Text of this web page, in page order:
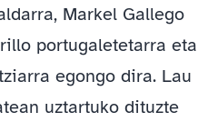
Markel Gallego
portugaletetarra eta
egongo dira. Lau
uztartuko dituzte